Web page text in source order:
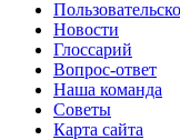
Новости
Глоссарий
Вопрос-ответ
Наша команда
Советы
Карта сайта